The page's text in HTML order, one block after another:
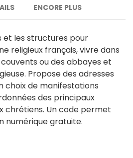
ENCORE PLUS
et les structures pour
religieux français, vivre dans
ou des abbayes et
Propose des adresses
choix de manifestations
des principaux
chrétiens. Un code permet
numérique gratuite.